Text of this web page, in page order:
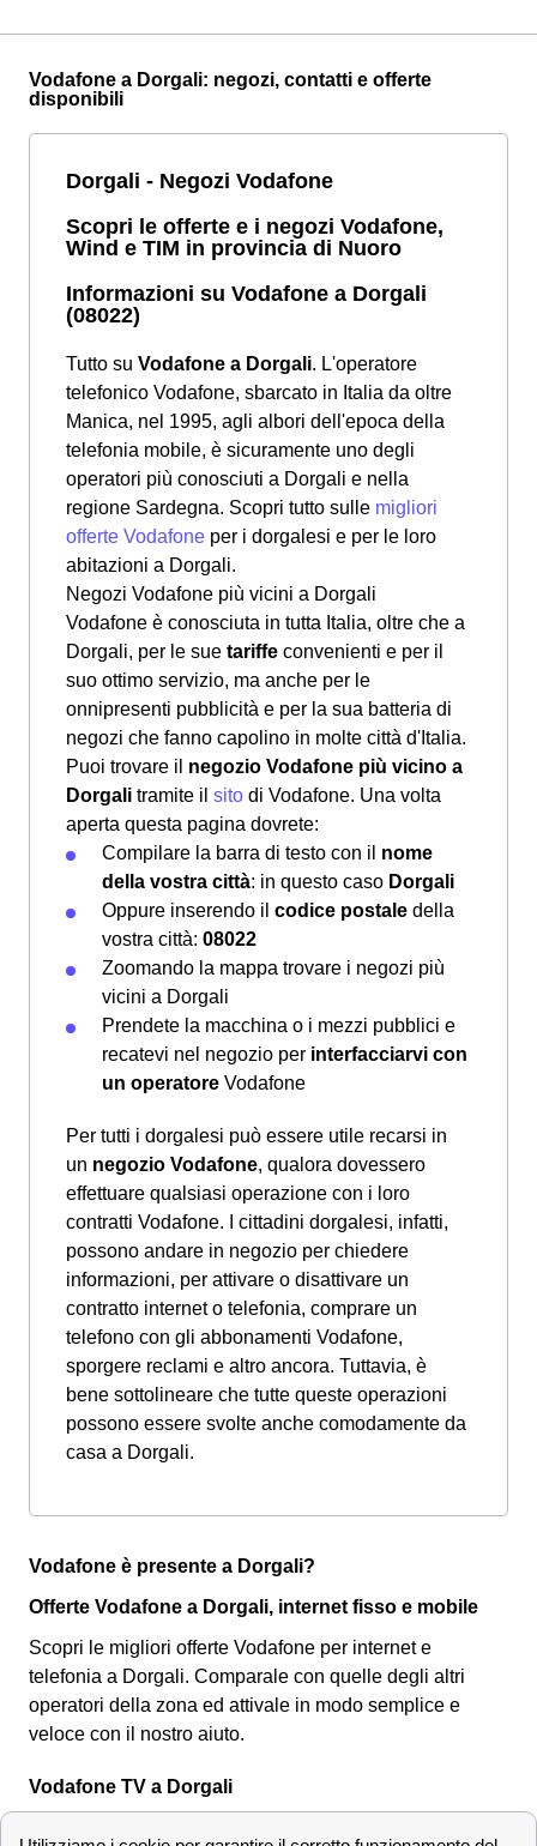
Vodafone a Dorgali: negozi, contatti e offerte
disponibili
Dorgali - Negozi Vodafone
Scopri le offerte e i negozi Vodafone,
Wind e TIM in provincia di Nuoro
Informazioni su Vodafone a Dorgali
(08022)
Tutto su Vodafone a Dorgali. L'operatore
telefonico Vodafone, sbarcato in Italia da oltre
Manica, nel 1995, agli albori dell'epoca della
telefonia mobile, è sicuramente uno degli
operatori più conosciuti a Dorgali e nella
regione Sardegna. Scopri tutto sulle migliori
offerte Vodafone per i dorgalesi e per le loro
abitazioni a Dorgali.
Negozi Vodafone più vicini a Dorgali
Vodafone è conosciuta in tutta Italia, oltre che a
Dorgali, per le sue tariffe convenienti e per il
suo ottimo servizio, ma anche per le
onnipresenti pubblicità e per la sua batteria di
negozi che fanno capolino in molte città d'Italia.
Puoi trovare il negozio Vodafone più vicino a
Dorgali tramite il sito di Vodafone. Una volta
aperta questa pagina dovrete:
Compilare la barra di testo con il nome
della vostra città: in questo caso Dorgali
Oppure inserendo il codice postale della
vostra città: 08022
Zoomando la mappa trovare i negozi più
vicini a Dorgali
Prendete la macchina o i mezzi pubblici e
recatevi nel negozio per interfacciarvi con
un operatore Vodafone
Per tutti i dorgalesi può essere utile recarsi in
un negozio Vodafone, qualora dovessero
effettuare qualsiasi operazione con i loro
contratti Vodafone. I cittadini dorgalesi, infatti,
possono andare in negozio per chiedere
informazioni, per attivare o disattivare un
contratto internet o telefonia, comprare un
telefono con gli abbonamenti Vodafone,
sporgere reclami e altro ancora. Tuttavia, è
bene sottolineare che tutte queste operazioni
possono essere svolte anche comodamente da
casa a Dorgali.
Vodafone è presente a Dorgali?
Offerte Vodafone a Dorgali, internet fisso e mobile
Scopri le migliori offerte Vodafone per internet e
telefonia a Dorgali. Comparale con quelle degli altri
operatori della zona ed attivale in modo semplice e
veloce con il nostro aiuto.
Vodafone TV a Dorgali